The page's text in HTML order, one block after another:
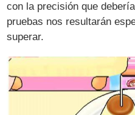
con la precisión que
pruebas nos resultarán
superar.